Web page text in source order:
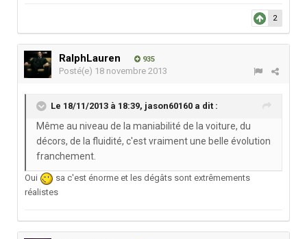
2
RalphLauren 935
Posté(e) 18 novembre 2013
Le 18/11/2013 à 18:39, jason60160 a dit :
Même au niveau de la maniabilité de la voiture, du
décors, de la fluidité, c'est vraiment une belle évolution
franchement.
Oui
sa c'est énorme et les dégâts sont extrêmements
réalistes